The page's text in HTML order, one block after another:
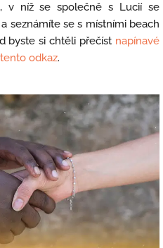
, v níž se společně s Lucií se
seznámíte se s místními beach
byste si chtěli přečíst napínavé
odkaz.